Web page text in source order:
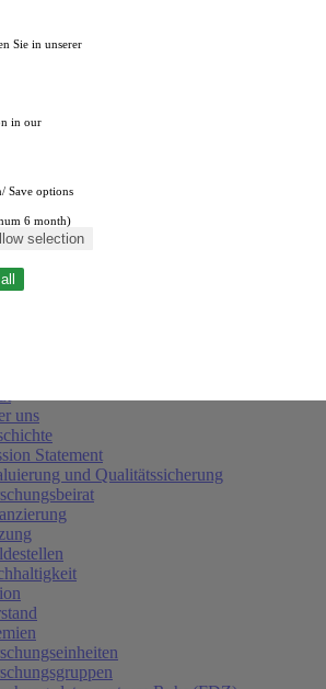
uns
Statement
und Qualitätssicherung
Sie in unserer
in our
Save options
6 month)
selection